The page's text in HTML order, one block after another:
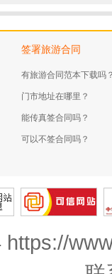
签署旅游合同
有旅游合同范本下载吗
门市地址在哪里？
能传真签合同吗？
可以不签合同吗？